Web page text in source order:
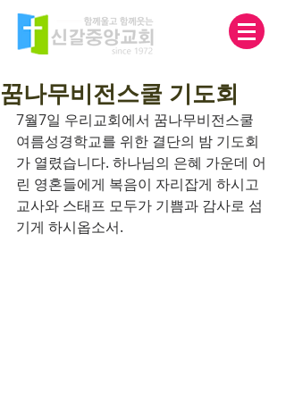
꿈나무비전스쿨 기도회
7월7일 우리교회에서 꿈나무비전스쿨
여름성경학교를 위한 결단의 밤 기도회
가 열렸습니다. 하나님의 은혜 가운데 어
린 영혼들에게 복음이 자리잡게 하시고
교사와 스태프 모두가 기쁨과 감사로 섬
기게 하시옵소서.